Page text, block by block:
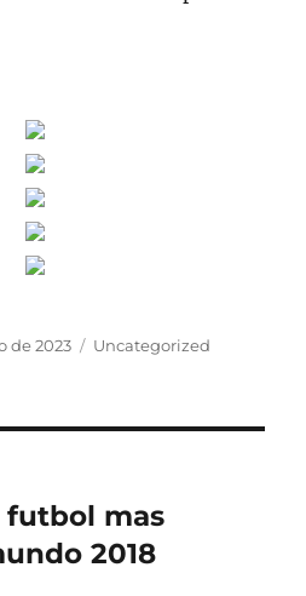
de 2023 Categorías
Uncategorized
futbol mas
2018